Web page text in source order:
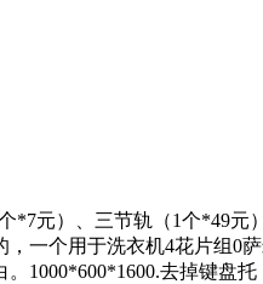
元）、三节轨（1个*49元
一个用于洗衣机4花片组0萨
1000*600*1600.去掉键盘